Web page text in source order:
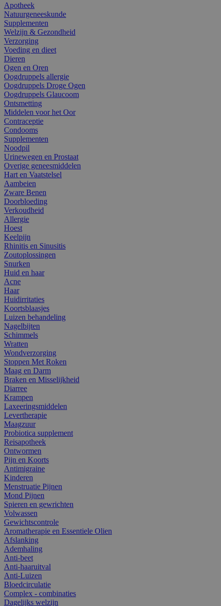
Apotheek
Natuurgeneeskunde
Supplementen
Welzijn & Gezondheid
Verzorging
Voeding en dieet
Dieren
Ogen en Oren
Oogdruppels allergie
Oogdruppels Droge Ogen
Oogdruppels Glaucoom
Ontsmetting
Middelen voor het Oor
Contraceptie
Condooms
Supplementen
Noodpil
Urinewegen en Prostaat
Overige geneesmiddelen
Hart en Vaatstelsel
Aambeien
Zware Benen
Doorbloeding
Verkoudheid
Allergie
Hoest
Keelpijn
Rhinitis en Sinusitis
Zoutoplossingen
Snurken
Huid en haar
Acne
Haar
Huidirritaties
Koortsblaasjes
Luizen behandeling
Nagelbijten
Schimmels
Wratten
Wondverzorging
Stoppen Met Roken
Maag en Darm
Braken en Misselijkheid
Diarree
Krampen
Laxeeringsmiddelen
Levertherapie
Maagzuur
Probiotica supplement
Reisapotheek
Ontwormen
Pijn en Koorts
Antimigraine
Kinderen
Menstruatie Pijnen
Mond Pijnen
Spieren en gewrichten
Volwassen
Gewichtscontrole
Aromatherapie en Essentiele Olien
Afslanking
Ademhaling
Anti-beet
Anti-haaruitval
Anti-Luizen
Bloedcirculatie
Complex - combinaties
Dagelijks welzijn